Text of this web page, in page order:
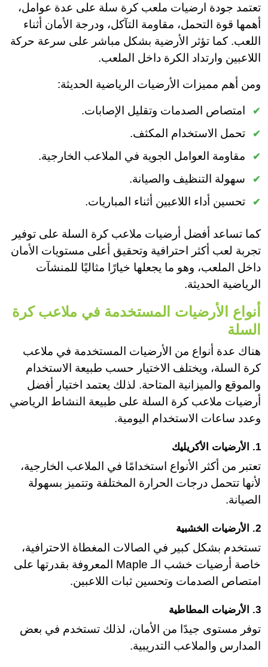
تعتمد جودة ارضيات ملعب كرة سلة على عدة عوامل،
أهمها قوة التحمل، مقاومة التآكل، ودرجة الأمان أثناء
اللعب. كما تؤثر الأرضية بشكل مباشر على سرعة حركة
اللاعبين وارتداد الكرة داخل الملعب.
ومن أهم مميزات الأرضيات الرياضية الحديثة:
امتصاص الصدمات وتقليل الإصابات.
تحمل الاستخدام المكثف.
مقاومة العوامل الجوية في الملاعب الخارجية.
سهولة التنظيف والصيانة.
تحسين أداء اللاعبين أثناء المباريات.
كما تساعد أفضل أرضيات ملاعب كرة السلة على توفير
تجربة لعب أكثر احترافية وتحقيق أعلى مستويات الأمان
داخل الملعب، وهو ما يجعلها خيارًا مثاليًا للمنشآت
الرياضية الحديثة.
أنواع الأرضيات المستخدمة في ملاعب كرة
السلة
هناك عدة أنواع من الأرضيات المستخدمة في ملاعب
كرة السلة، ويختلف الاختيار حسب طبيعة الاستخدام
والموقع والميزانية المتاحة. لذلك يعتمد اختيار أفضل
أرضيات ملاعب كرة السلة على طبيعة النشاط الرياضي
وعدد ساعات الاستخدام اليومية.
1. الأرضيات الأكريليك
تعتبر من أكثر الأنواع استخدامًا في الملاعب الخارجية،
لأنها تتحمل درجات الحرارة المختلفة وتتميز بسهولة
الصيانة.
2. الأرضيات الخشبية
تستخدم بشكل كبير في الصالات المغطاة الاحترافية،
خاصة أرضيات خشب الـ Maple المعروفة بقدرتها على
امتصاص الصدمات وتحسين ثبات اللاعبين.
3. الأرضيات المطاطية
توفر مستوى جيدًا من الأمان، لذلك تستخدم في بعض
المدارس والملاعب التدريبية.